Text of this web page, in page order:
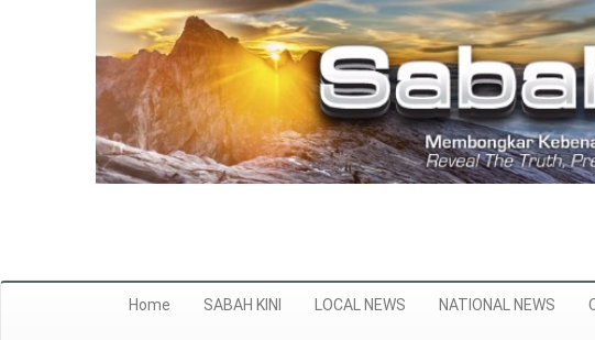
Home SABAH KINI LOCAL NEWS NATIONAL NEWS